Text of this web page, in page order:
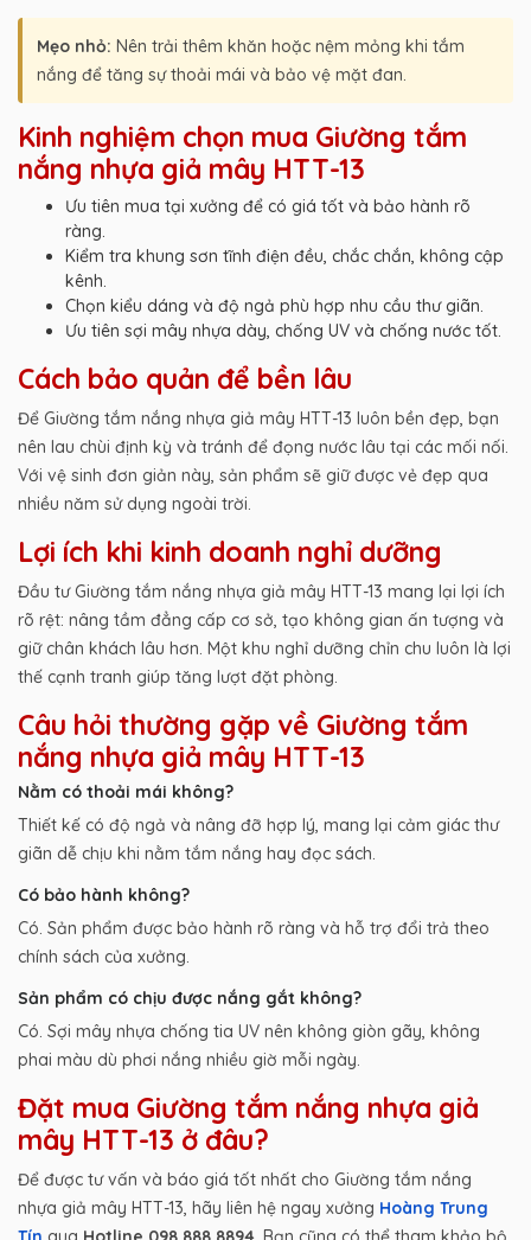
Mẹo nhỏ: Nên trải thêm khăn hoặc nệm mỏng khi tắm
nắng để tăng sự thoải mái và bảo vệ mặt đan.
Kinh nghiệm chọn mua Giường tắm
nắng nhựa giả mây HTT-13
Ưu tiên mua tại xưởng để có giá tốt và bảo hành rõ
ràng.
Kiểm tra khung sơn tĩnh điện đều, chắc chắn, không cập
kênh.
Chọn kiểu dáng và độ ngả phù hợp nhu cầu thư giãn.
Ưu tiên sợi mây nhựa dày, chống UV và chống nước tốt.
Cách bảo quản để bền lâu
Để Giường tắm nắng nhựa giả mây HTT-13 luôn bền đẹp, bạn
nên lau chùi định kỳ và tránh để đọng nước lâu tại các mối nối.
Với vệ sinh đơn giản này, sản phẩm sẽ giữ được vẻ đẹp qua
nhiều năm sử dụng ngoài trời.
Lợi ích khi kinh doanh nghỉ dưỡng
Đầu tư Giường tắm nắng nhựa giả mây HTT-13 mang lại lợi ích
rõ rệt: nâng tầm đẳng cấp cơ sở, tạo không gian ấn tượng và
giữ chân khách lâu hơn. Một khu nghỉ dưỡng chỉn chu luôn là lợi
thế cạnh tranh giúp tăng lượt đặt phòng.
Câu hỏi thường gặp về Giường tắm
nắng nhựa giả mây HTT-13
Nằm có thoải mái không?
Thiết kế có độ ngả và nâng đỡ hợp lý, mang lại cảm giác thư
giãn dễ chịu khi nằm tắm nắng hay đọc sách.
Có bảo hành không?
Có. Sản phẩm được bảo hành rõ ràng và hỗ trợ đổi trả theo
chính sách của xưởng.
Sản phẩm có chịu được nắng gắt không?
Có. Sợi mây nhựa chống tia UV nên không giòn gãy, không
phai màu dù phơi nắng nhiều giờ mỗi ngày.
Đặt mua Giường tắm nắng nhựa giả
mây HTT-13 ở đâu?
Để được tư vấn và báo giá tốt nhất cho Giường tắm nắng
nhựa giả mây HTT-13, hãy liên hệ ngay xưởng Hoàng Trung